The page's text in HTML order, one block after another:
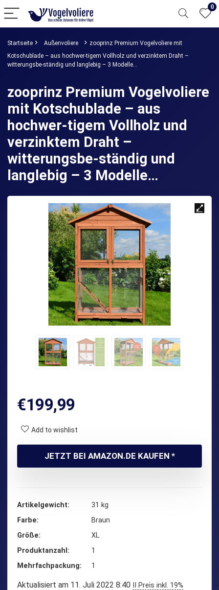
0
Startseite Außenvoliere
zooprinz Premium Vogelvoliere mit
Kotschublade – aus hochwer-tigem Vollholz und verzinktem Draht –
witterungsbe-ständig und langlebig – 3 Modelle…
zooprinz Premium Vogelvoliere
mit Kotschublade – aus
hochwer-tigem Vollholz und
verzinktem Draht –
witterungsbe-ständig und
langlebig – 3 Modelle…
€199,99
Add to wishlist
JETZT BEI AMAZON.DE KAUFEN *
Artikelgewicht
‎31 kg
Farbe
‎Braun
Größe
‎XL
Produktanzahl
‎1
Mehrfachpackung
‎1
Aktualisiert am 11. Juli 2022 8:40
II Preis inkl. 19%